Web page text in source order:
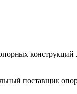
поставщик